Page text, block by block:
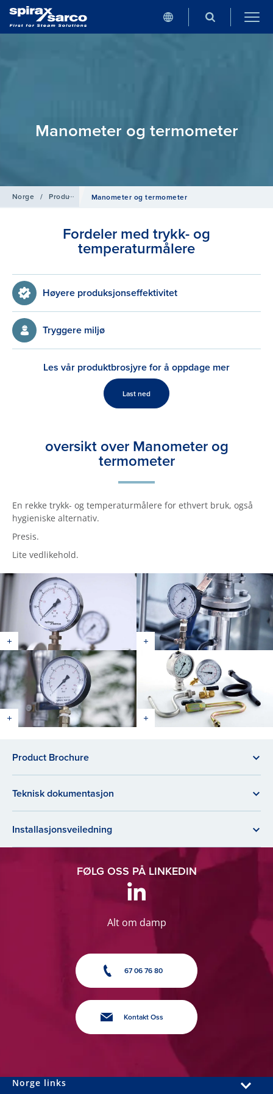
Manometer og termometer
Norge / Produkter / Rørledningstilbehør
Manometer og termometer
Fordeler med trykk- og
temperaturmålere
Høyere produksjonseffektivitet
Tryggere miljø
Les vår produktbrosjyre for å oppdage mer
Last ned
oversikt over Manometer og
termometer
En rekke trykk- og temperaturmålere for ethvert bruk, også
hygieniske alternativ.
Presis.
Lite vedlikehold.
Product Brochure
Teknisk dokumentasjon
Installasjonsveiledning
FØLG OSS PÅ LINKEDIN
Alt om damp
67 06 76 80
Kontakt Oss
Norge links